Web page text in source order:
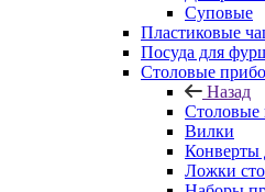
Суповые
Пластиковые
Посуда для
Столовые
Назад
Столовые
Вилки
Конверты
Ложки